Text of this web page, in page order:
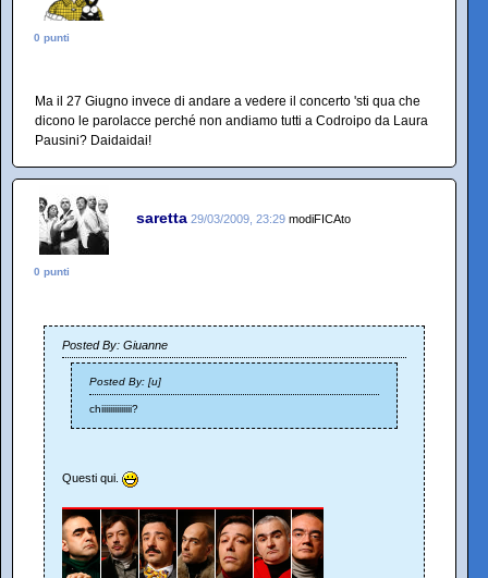
0 punti
Ma il 27 Giugno invece di andare a vedere il concerto 'sti qua che
dicono le parolacce perché non andiamo tutti a Codroipo da Laura
Pausini? Daidaidai!
saretta 29/03/2009, 23:29 modiFICAto
0 punti
Posted By: Giuanne
Posted By: [u]
chiiiiiiiiiiiiii?
Questi qui.